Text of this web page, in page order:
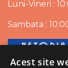
Luni-Vineri :
Sambata :
Acest site